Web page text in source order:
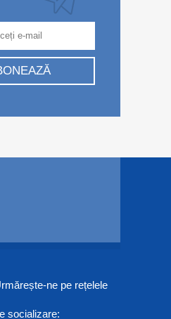
ne pe rețelele
socializare: